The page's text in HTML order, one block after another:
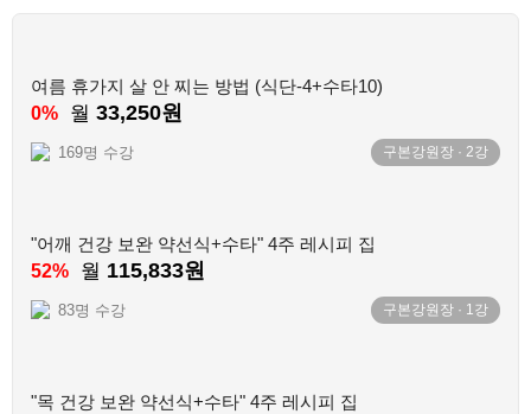
여름 휴가지 살 안 찌는 방법 (식단-4+수타10)
0%
월 33,250원
169명 수강 구본강원장 · 2강
"어깨 건강 보완 약선식+수타" 4주 레시피 집
52%
월 115,833원
83명 수강 구본강원장 · 1강
"목 건강 보완 약선식+수타" 4주 레시피 집